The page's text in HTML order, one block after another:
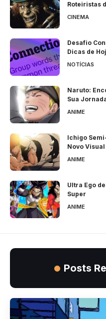
Roteiristas
CINEMA
Desafio
Dicas de
NOTÍCIAS
Naruto:
Sua
ANIME
Ichigo
Novo Visual
ANIME
Ultra Ego
Super
ANIME
Posts